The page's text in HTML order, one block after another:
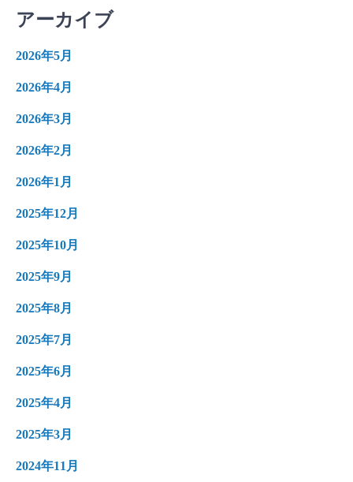
アーカイブ
2026年5月
2026年4月
2026年3月
2026年2月
2026年1月
2025年12月
2025年10月
2025年9月
2025年8月
2025年7月
2025年6月
2025年4月
2025年3月
2024年11月